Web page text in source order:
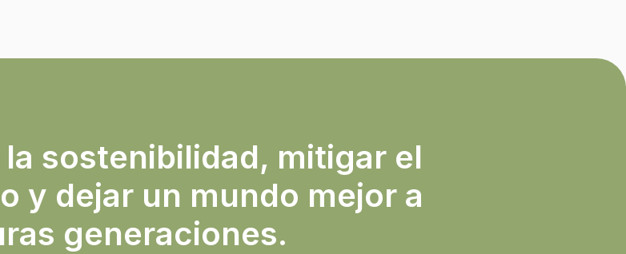
sostenibilidad, mitigar el
y dejar un mundo mejor a
generaciones.